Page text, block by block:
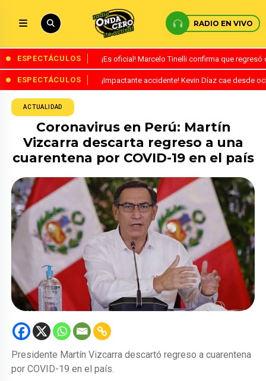
RADIO EN VIVO
ESPECTÁCULOS ¡Es oficial! Marcelo Tinelli confirma que
ESPECTÁCULOS ¡Impactante accidente! Kevin Díaz cae desde
ACTUALIDAD
Coronavirus en Perú: Martín
Vizcarra descarta regreso a una
cuarentena por COVID-19 en el país
Presidente Martín Vizcarra descartó regreso a cuarentena
por COVID-19 en el país.